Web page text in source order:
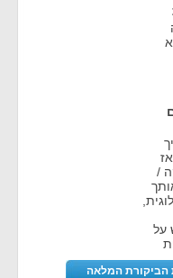
/
על
הביקורת המלאה